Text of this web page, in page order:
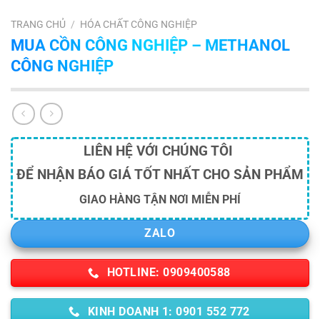
TRANG CHỦ / HÓA CHẤT CÔNG NGHIỆP
MUA CỒN CÔNG NGHIỆP – METHANOL
CÔNG NGHIỆP
LIÊN HỆ VỚI CHÚNG TÔI
ĐỂ NHẬN BÁO GIÁ TỐT NHẤT CHO SẢN PHẨM
GIAO HÀNG TẬN NƠI MIỄN PHÍ
ZALO
HOTLINE: 0909400588
KINH DOANH 1: 0901 552 772